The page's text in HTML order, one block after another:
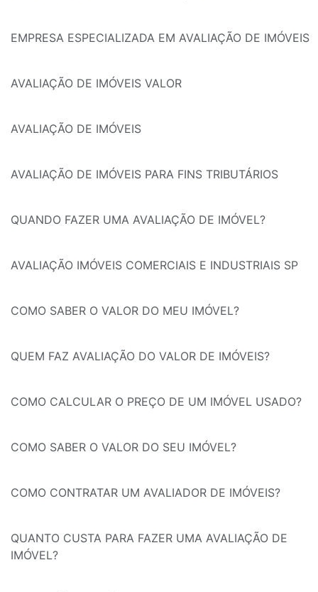
EMPRESA ESPECIALIZADA EM AVALIAÇÃO DE IMÓVEIS
AVALIAÇÃO DE IMÓVEIS VALOR
AVALIAÇÃO DE IMÓVEIS
AVALIAÇÃO DE IMÓVEIS PARA FINS TRIBUTÁRIOS
QUANDO FAZER UMA AVALIAÇÃO DE IMÓVEL?
AVALIAÇÃO IMÓVEIS COMERCIAIS E INDUSTRIAIS SP
COMO SABER O VALOR DO MEU IMÓVEL?
QUEM FAZ AVALIAÇÃO DO VALOR DE IMÓVEIS?
COMO CALCULAR O PREÇO DE UM IMÓVEL USADO?
COMO SABER O VALOR DO SEU IMÓVEL?
COMO CONTRATAR UM AVALIADOR DE IMÓVEIS?
QUANTO CUSTA PARA FAZER UMA AVALIAÇÃO DE
IMÓVEL?